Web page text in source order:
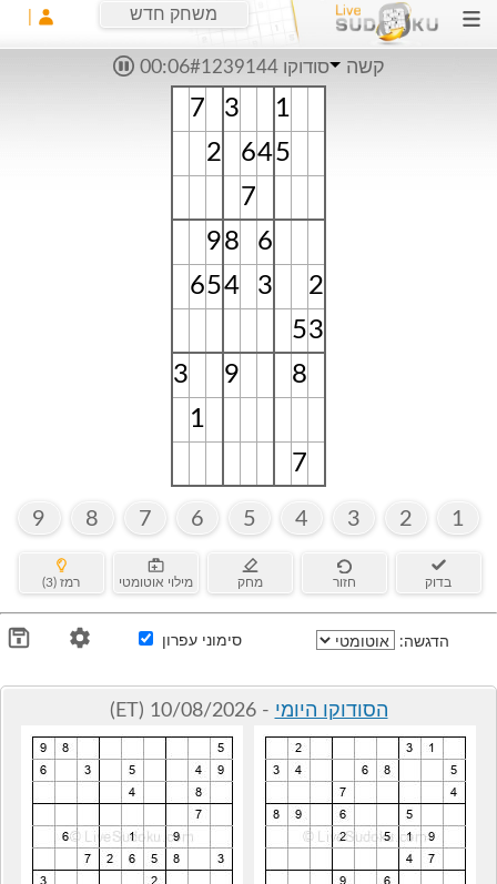
משחק חדש
קשה סודוקו #1239144 00:06
7 3
1
2
645
7
98
6
654 3
2
53
3
9
8
1
7
1
2
3
4
5
6
7
8
9
בדוק חזור מחק מילוי אוטומטי רמז (3)
הדגשה: סימוני עפרון
הסודוקו היומי- 10/08/2026 (ET)